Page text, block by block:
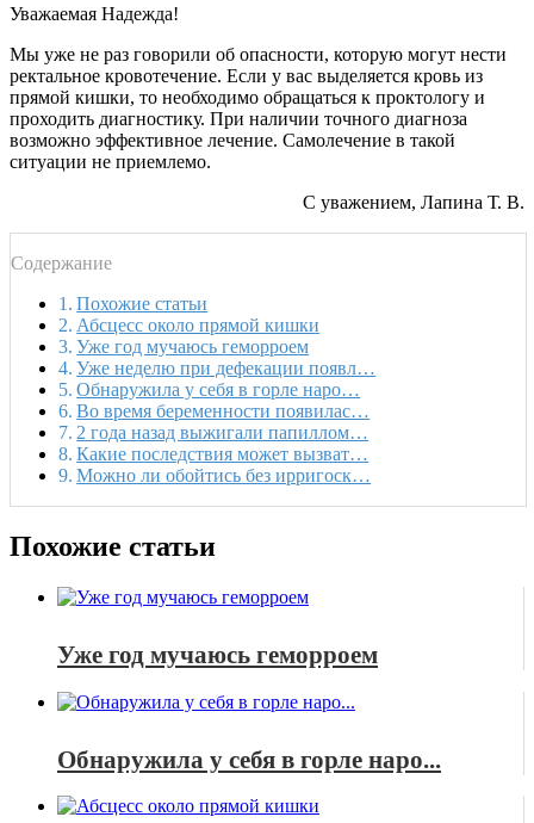
Уважаемая Надежда!
Мы уже не раз говорили об опасности, которую могут нести
ректальное кровотечение. Если у вас выделяется кровь из
прямой кишки, то необходимо обращаться к проктологу и
проходить диагностику. При наличии точного диагноза
возможно эффективное лечение. Самолечение в такой
ситуации не приемлемо.
С уважением, Лапина Т. В.
Содержание
Похожие статьи
Абсцесс около прямой кишки
Уже год мучаюсь геморроем
Уже неделю при дефекации появл…
Обнаружила у себя в горле наро…
Во время беременности появилас…
2 года назад выжигали папиллом…
Какие последствия может вызват…
Можно ли обойтись без ирригоск…
Похожие статьи
Уже год мучаюсь геморроем
Обнаружила у себя в горле наро...